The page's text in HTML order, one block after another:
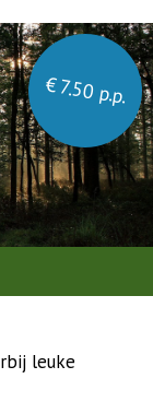
€ 7.50 p.p.
leuke